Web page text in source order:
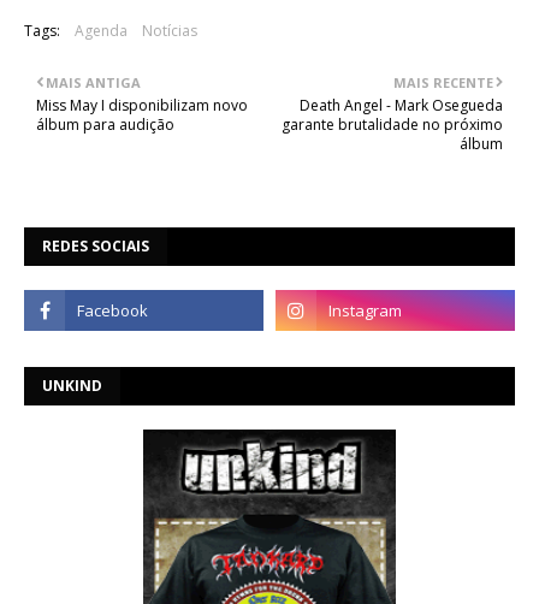
Tags: Agenda Notícias
MAIS RECENTE
Death Angel - Mark Osegueda
garante brutalidade no próximo
álbum
MAIS ANTIGA
Miss May I disponibilizam novo
álbum para audição
REDES SOCIAIS
UNKIND